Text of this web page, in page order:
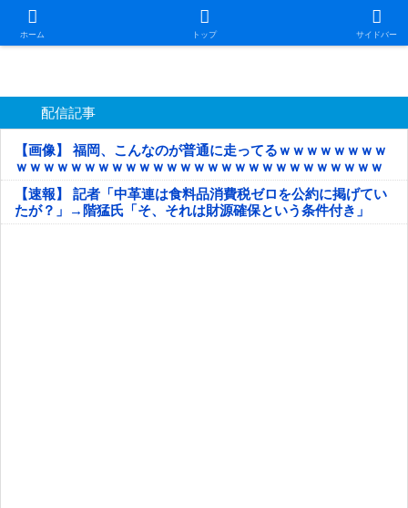
ホーム トップ サイドバー
日本第一！ニュース録
配信記事
【画像】 福岡、こんなのが普通に走ってるｗｗｗｗｗｗｗｗ
ｗｗｗｗｗｗｗｗｗｗｗｗｗｗｗｗｗｗｗｗｗｗｗｗｗｗｗ
ｗｗｗｗｗ
【速報】 記者「中革連は食料品消費税ゼロを公約に掲げてい
たが？」→階猛氏「そ、それは財源確保という条件付き」